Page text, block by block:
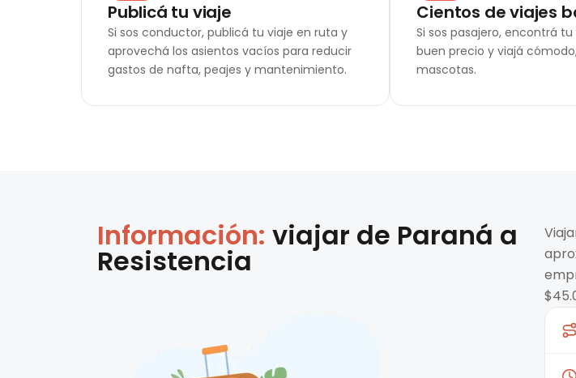
Publicá tu viaje
Si sos conductor, publicá tu viaje en ruta y
aprovechá los asientos vacíos para reducir
gastos de nafta, peajes y mantenimiento.
Cientos de viajes
Si sos pasajero, encontrá
buen precio y viajá
mascotas.
Información: viajar de Paraná a
Resistencia